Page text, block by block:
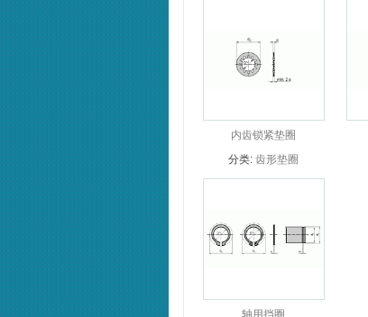
内齿锁紧垫圈
分类: 齿形垫圈
轴用挡圈